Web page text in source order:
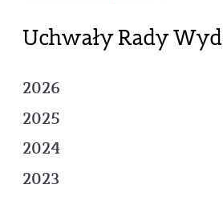
Uchwały Rady
2026
2025
2024
2023